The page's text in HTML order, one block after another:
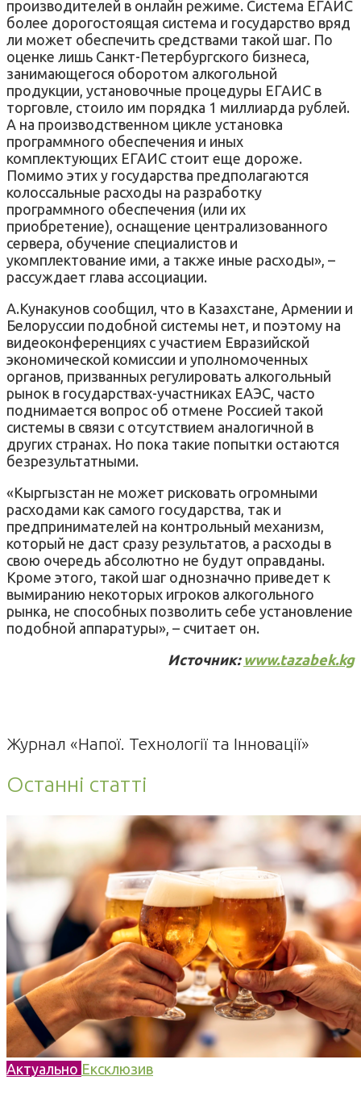
производителей в онлайн режиме. Система ЕГАИС
более дорогостоящая система и государство вряд
ли может обеспечить средствами такой шаг. По
оценке лишь Санкт-Петербургского бизнеса,
занимающегося оборотом алкогольной
продукции, установочные процедуры ЕГАИС в
торговле, стоило им порядка 1 миллиарда рублей.
А на производственном цикле установка
программного обеспечения и иных
комплектующих ЕГАИС стоит еще дороже.
Помимо этих у государства предполагаются
колоссальные расходы на разработку
программного обеспечения (или их
приобретение), оснащение централизованного
сервера, обучение специалистов и
укомплектование ими, а также иные расходы», –
рассуждает глава ассоциации.
А.Кунакунов сообщил, что в Казахстане, Армении и
Белоруссии подобной системы нет, и поэтому на
видеоконференциях с участием Евразийской
экономической комиссии и уполномоченных
органов, призванных регулировать алкогольный
рынок в государствах-участниках ЕАЭС, часто
поднимается вопрос об отмене Россией такой
системы в связи с отсутствием аналогичной в
других странах. Но пока такие попытки остаются
безрезультатными.
«Кыргызстан не может рисковать огромными
расходами как самого государства, так и
предпринимателей на контрольный механизм,
который не даст сразу результатов, а расходы в
свою очередь абсолютно не будут оправданы.
Кроме этого, такой шаг однозначно приведет к
вымиранию некоторых игроков алкогольного
рынка, не способных позволить себе установление
подобной аппаратуры», – считает он.
Источник: www.tazabek.kg
Журнал «Напої. Технології та Інновації»
Останні статті
Актуально Ексклюзив